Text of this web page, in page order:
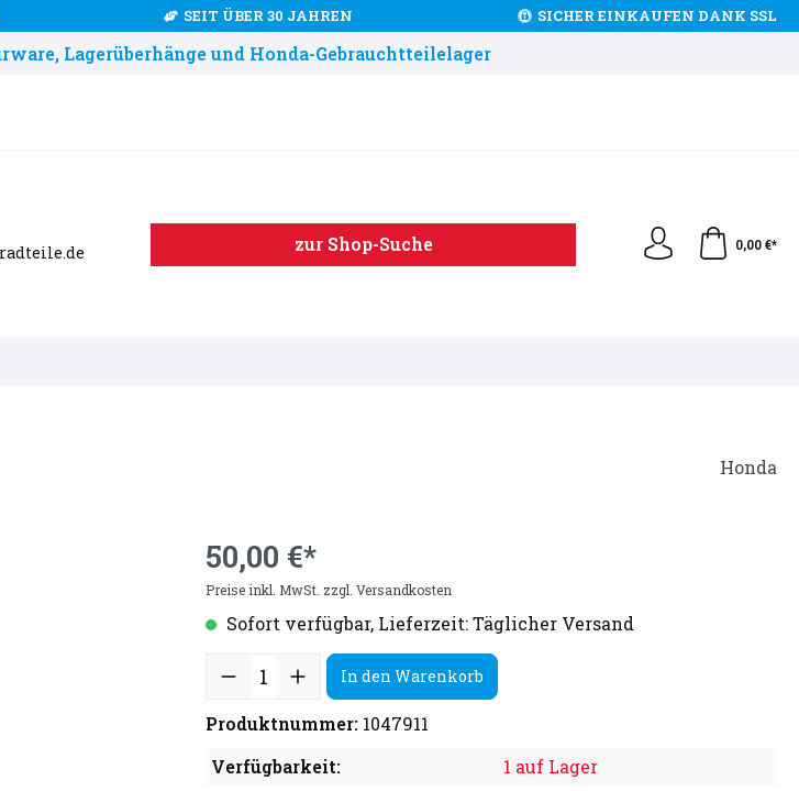
SEIT ÜBER 30 JAHREN SICHER EINKAUFEN DANK SSL
Lagerüberhänge und Honda-Gebrauchtteilelager
zur Shop-Suche 0,00 €*
Honda
50,00 €*
Preise inkl. MwSt. zzgl. Versandkosten
Sofort verfügbar, Lieferzeit: Täglicher Versand
In den Warenkorb
Produktnummer: 1047911
Verfügbarkeit:
1 auf Lager